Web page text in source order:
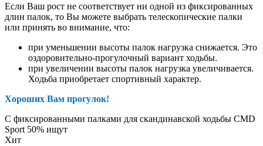
Если Ваш рост не соответствует ни одной из фиксированных
длин палок, то Вы можете выбрать телескопические палки
или принять во внимание, что:
при уменьшении высоты палок нагрузка снижается. Это
оздоровительно-прогулочный вариант ходьбы.
при увеличении высоты палок нагрузка увеличивается.
Ходьба приобретает спортивный характер.
Хороших Вам прогулок!
С фиксированными палками для скандинавской ходьбы CMD
Sport 50% ищут
Хит